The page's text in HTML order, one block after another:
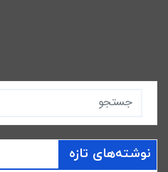
نوشته‌های تازه